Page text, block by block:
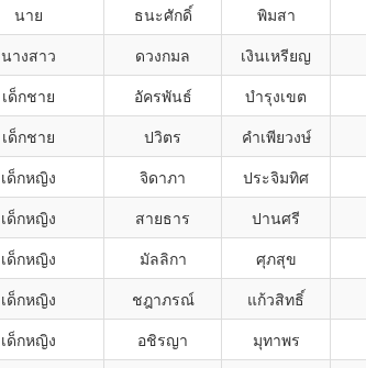
นาย ธนะศักดิ์ พิมสา
นางสาว ดวงกมล เงินเหรียญ
เด็กชาย อัครพันธ์ บำรุงเขต
เด็กชาย ปวิตร คำเพียวงษ์
เด็กหญิง จิดาภา ประจิมทิศ
เด็กหญิง สายธาร ปานศรี
เด็กหญิง มัลลิกา ศุภสุข
เด็กหญิง ชฎาภรณ์ แก้วสิทธิ์
เด็กหญิง อชิรญา มุทาพร